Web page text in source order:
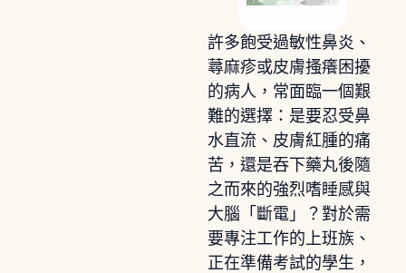
許多飽受過敏性鼻炎、
蕁麻疹或皮膚搔癢困擾
的病人，常面臨一個艱
難的選擇：是要忍受鼻
水直流、皮膚紅腫的痛
苦，還是吞下藥丸後隨
之而來的強烈嗜睡感與
大腦「斷電」？對於需
要專注工作的上班族、
正在準備考試的學生，